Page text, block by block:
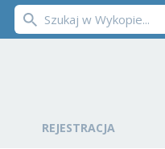
REJESTRACJA